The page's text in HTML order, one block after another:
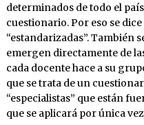
determinados de todo el
cuestionario. Por eso se
“estandarizadas”. También
emergen directamente de
cada docente hace a su
que se trata de un
“especialistas” que están
que se aplicará por única